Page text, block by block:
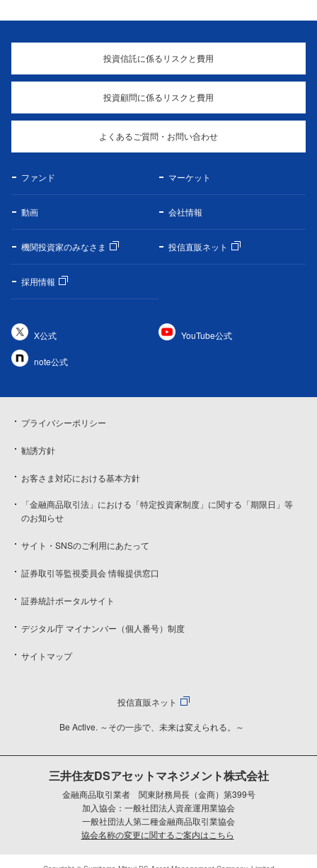
投資信託に係るリスクと費用
投資顧問に係るリスクと費用
よくあるご質問・お問い合わせ
ファンド マーケット
動画 会社情報
機関投資家のみなさま 投信直販ネット
採用情報
X公式 YouTube公式
note公式
プライバシーポリシー
勧誘方針
お客さま対応における基本方針
「金融商品取引法」における「特定投資家制度」に関する「期限日」等
のお知らせ
サイト・SNSのご利用にあたって
証券取引等監視委員会 情報提供窓口
証券統計ポータルサイト
デジタル庁 マイナンバー（個人番号）制度
サイトマップ
投信直販ネット
Be Active. ～その一歩で、未来は変えられる。～
三井住友DSアセットマネジメント株式会社
金融商品取引業者 関東財務局長（金商）第399号
加入協会：一般社団法人資産運用業協会
一般社団法人第二種金融商品取引業協会
協会名称の変更に関するご案内はこちら